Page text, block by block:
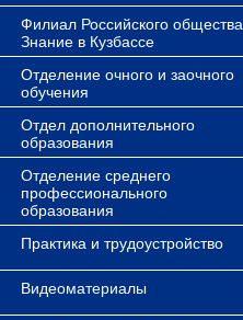
Филиал Российского общества
Знание в Кузбассе
Отделение очного и заочного
обучения
Отдел дополнительного
образования
Отделение среднего
профессионального
образования
Практика и трудоустройство
Видеоматериалы